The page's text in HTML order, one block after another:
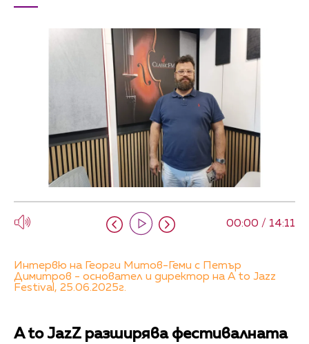
00:00 / 14:11
Интервю на Георги Митов-Геми с Петър
Димитров - основател и директор на A to Jazz
Festival, 25.06.2025г.
A to JazZ разширява фестивалната